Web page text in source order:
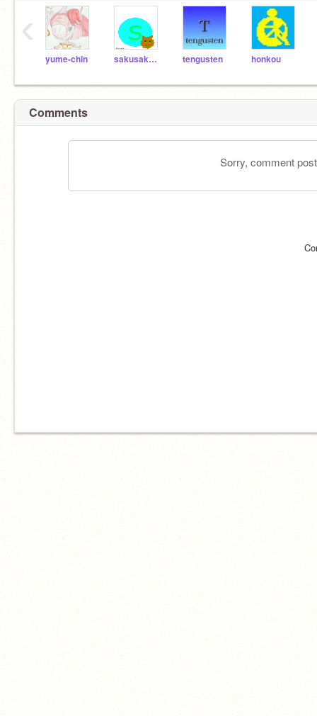
yume-chin sakusakukki tengusten honkou
‹
Comments
Sorry, comment